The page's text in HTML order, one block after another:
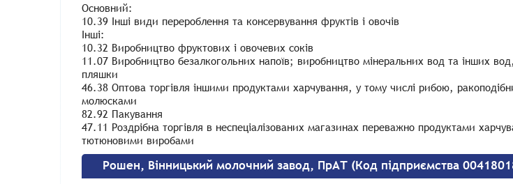
Основний:
10.39 Інші види перероблення та консервування фруктів і овочів
Інші:
10.32 Виробництво фруктових і овочевих соків
11.07 Виробництво безалкогольних напоїв; виробництво мінеральних вод та інших
пляшки
46.38 Оптова торгівля іншими продуктами харчування, у тому числі рибою,
молюсками
82.92 Пакування
47.11 Роздрібна торгівля в неспеціалізованих магазинах переважно продуктами
тютюновими виробами
Рошен, Вінницький молочний завод, ПрАТ (Код підприємства